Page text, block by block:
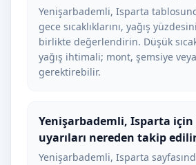
Yenişarbademli, Isparta
gece sıcaklıklarını, yağış
birlikte değerlendirin. Düşük
yağış ihtimali; mont, şemsiye
gerektirebilir.
Yenişarbademli, Isparta
uyarıları nereden takip
Yenişarbademli, Isparta